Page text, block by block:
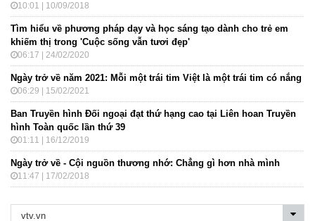
10:01 | 10/09/2018
Tìm hiểu về phương pháp dạy và học sáng tạo dành cho trẻ em
khiếm thị trong 'Cuộc sống vẫn tươi đẹp'
06:17 | 24/02/2020
Ngày trở về năm 2021: Mỗi một trái tim Việt là một trái tim có nắng
06:29 | 15/02/2021
Ban Truyền hình Đối ngoại đạt thứ hạng cao tại Liên hoan Truyền
hình Toàn quốc lần thứ 39
01:11 | 16/12/2019
Ngày trở về - Cội nguồn thương nhớ: Chẳng gì hơn nhà mình
11:47 | 17/02/2018